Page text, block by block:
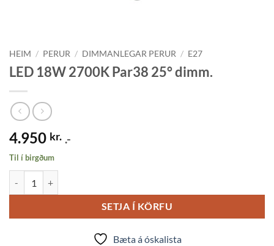
HEIM / PERUR / DIMMANLEGAR PERUR / E27
LED 18W 2700K Par38 25° dimm.
4.950 kr. .-
Til í birgðum
SETJA Í KÖRFU
Bæta á óskalista